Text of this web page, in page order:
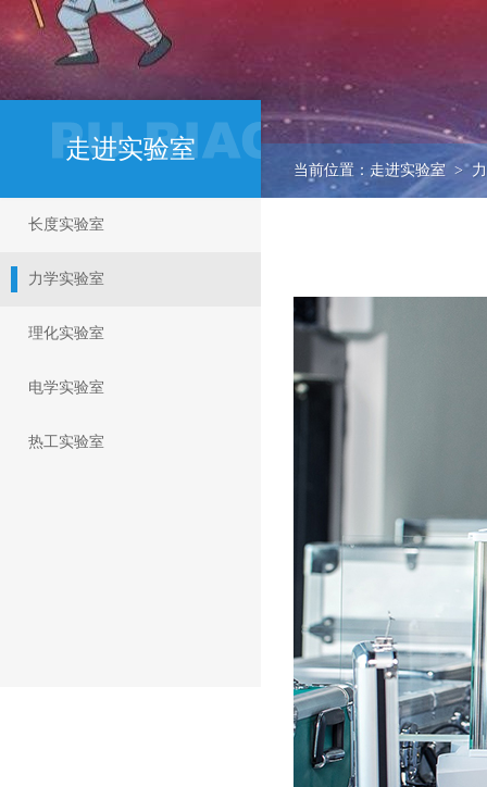
走进实验室
当前位置：走进实验室 >
长度实验室
力学实验室
理化实验室
电学实验室
热工实验室